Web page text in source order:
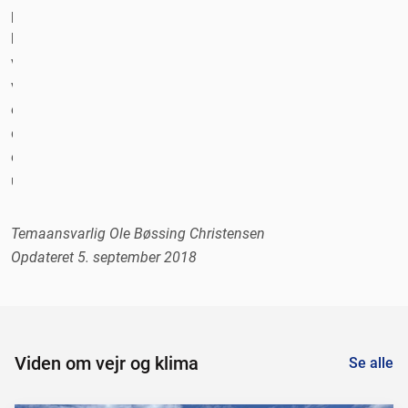
præcis
hvordan
vi
vil
opleve
det,
er
usikkert."
Temaansvarlig Ole Bøssing Christensen
Opdateret 5. september 2018
Viden om vejr og klima Se alle